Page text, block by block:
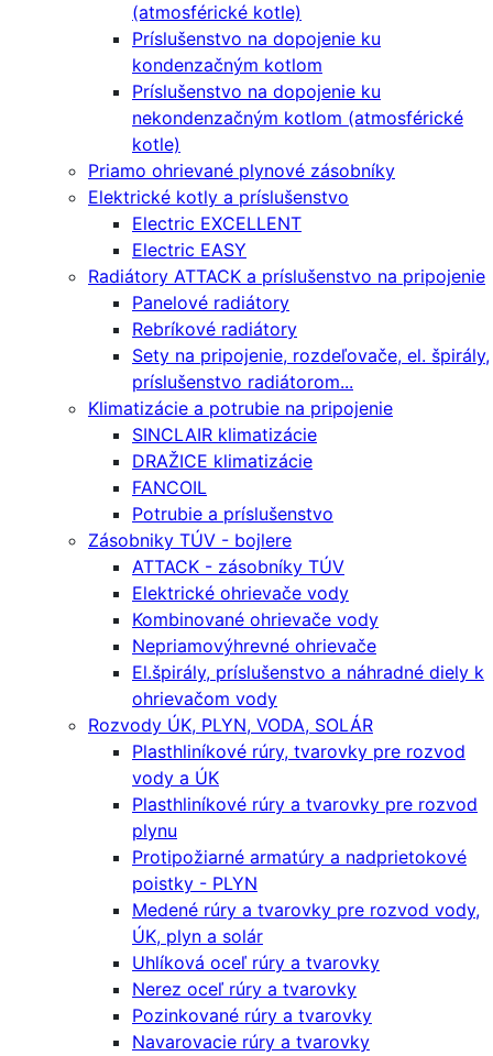
(atmosférické kotle)
Príslušenstvo na dopojenie ku
kondenzačným kotlom
Príslušenstvo na dopojenie ku
nekondenzačným kotlom (atmosférické
kotle)
Priamo ohrievané plynové zásobníky
Elektrické kotly a príslušenstvo
Electric EXCELLENT
Electric EASY
Radiátory ATTACK a príslušenstvo na pripojenie
Panelové radiátory
Rebríkové radiátory
Sety na pripojenie, rozdeľovače, el. špirály,
príslušenstvo radiátorom...
Klimatizácie a potrubie na pripojenie
SINCLAIR klimatizácie
DRAŽICE klimatizácie
FANCOIL
Potrubie a príslušenstvo
Zásobniky TÚV - bojlere
ATTACK - zásobníky TÚV
Elektrické ohrievače vody
Kombinované ohrievače vody
Nepriamovýhrevné ohrievače
El.špirály, príslušenstvo a náhradné diely k
ohrievačom vody
Rozvody ÚK, PLYN, VODA, SOLÁR
Plasthliníkové rúry, tvarovky pre rozvod
vody a ÚK
Plasthliníkové rúry a tvarovky pre rozvod
plynu
Protipožiarné armatúry a nadprietokové
poistky - PLYN
Medené rúry a tvarovky pre rozvod vody,
ÚK, plyn a solár
Uhlíková oceľ rúry a tvarovky
Nerez oceľ rúry a tvarovky
Pozinkované rúry a tvarovky
Navarovacie rúry a tvarovky